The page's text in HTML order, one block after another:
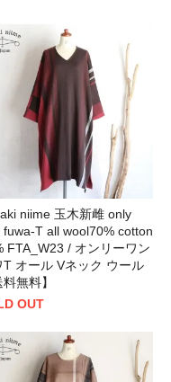
niime 玉木新雌 only
fuwa-T all wool70% cotton
FTA_W23 / オンリーワン
T オール Vネック ウール
料無料】
OUT